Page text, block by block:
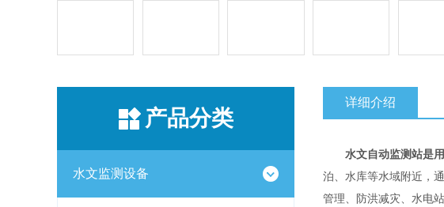
产品分类
水文监测设备
详细介绍
水文自动监测站是
泊、水库等水域附近，
管理、防洪减灾、水电